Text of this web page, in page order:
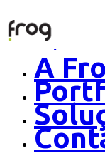
A